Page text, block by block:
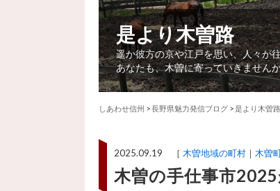
是より木曽路
遥か彼方の京や江戸を思い、人々が
あなたも、木曽に寄っていきません
しあわせ信州 >長野県魅力発信ブログ >是より木曽路
2025.09.19 ［ 木曽地域の町村 木曽
木曽の手仕事市